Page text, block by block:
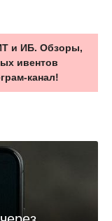
и ИБ. Обзоры,
ивентов
канал!